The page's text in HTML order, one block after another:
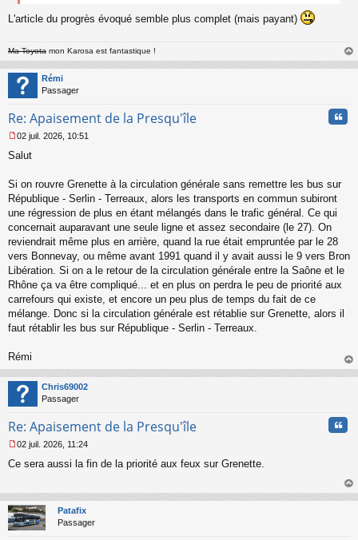
L'article du progrès évoqué semble plus complet (mais payant)
Ma Toyota mon Karosa est fantastique !
au
Rémi
Passager
Re: Apaisement de la Presqu'île
e
a
g
e
n
o
n
l
u
02 juil. 2026, 10:51
Salut
Si on rouvre Grenette à la circulation générale sans remettre les bus sur
République - Serlin - Terreaux, alors les transports en commun subiront
une régression de plus en étant mélangés dans le trafic général. Ce qui
concernait auparavant une seule ligne et assez secondaire (le 27). On
reviendrait même plus en arrière, quand la rue était empruntée par le 28
vers Bonnevay, ou même avant 1991 quand il y avait aussi le 9 vers Bron
Libération. Si on a le retour de la circulation générale entre la Saône et le
Rhône ça va être compliqué... et en plus on perdra le peu de priorité aux
carrefours qui existe, et encore un peu plus de temps du fait de ce
mélange. Donc si la circulation générale est rétablie sur Grenette, alors il
faut rétablir les bus sur République - Serlin - Terreaux.
Rémi
au
Chris69002
Passager
Re: Apaisement de la Presqu'île
e
a
g
e
02 juil. 2026, 11:24
Ce sera aussi la fin de la priorité aux feux sur Grenette.
au
Patafix
Passager